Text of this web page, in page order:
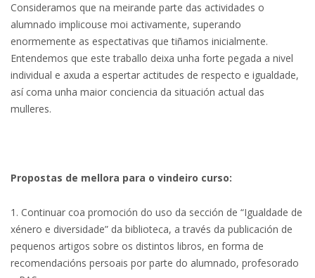
Consideramos que na meirande parte das actividades o
alumnado implicouse moi activamente, superando
enormemente as espectativas que tiñamos inicialmente.
Entendemos que este traballo deixa unha forte pegada a nivel
individual e axuda a espertar actitudes de respecto e igualdade,
así coma unha maior conciencia da situación actual das
mulleres.
Propostas de mellora para o vindeiro curso:
1. Continuar coa promoción do uso da sección de “Igualdade de
xénero e diversidade” da biblioteca, a través da publicación de
pequenos artigos sobre os distintos libros, en forma de
recomendacións persoais por parte do alumnado, profesorado